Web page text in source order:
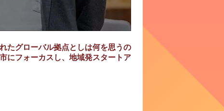
たグローバル拠点としは何を思うの
にフォーカスし、地域発スタートア